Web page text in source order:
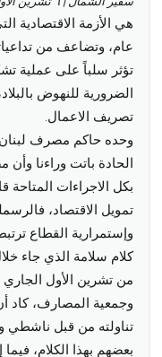
menu
هي الأزمة الاقتصادية
عام، وتضاعف من
تؤثر سلباً على عملية
الضرورية للنهوض
تصريف الاعمال.
وحده حاكم مصرف لبنان
الحادة باتت وراءنا
بكل الاجراءات المتاحة
تمويل الاقتصاد،
وإستمرارية القطاع
كلام سلامة الذي جاء
من تشرين الأول
وجمعية المصارف، كاد
تناولته من قبل ناشطي
بعضهم بهذا الكلام، فيما